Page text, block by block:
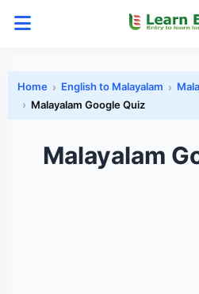
Home English to Malayalam
Malayalam Google Quiz
Malayalam